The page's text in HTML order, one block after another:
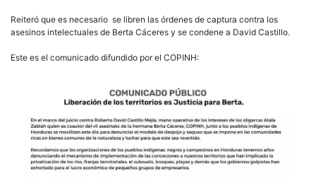
Reiteró que es necesario se libren las órdenes de captura contra los
asesinos intelectuales de Berta Cáceres y se condene a David Castillo.
Este es el comunicado difundido por el COPINH: